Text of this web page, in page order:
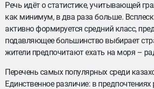
Речь идёт о статистике, учитывающей
как минимум, в два раза больше.
активно формируется средний класс,
подавляющее большинство выбирает
жители предпочитают ехать на моря –
Перечень самых популярных среди
Единственное различие: в